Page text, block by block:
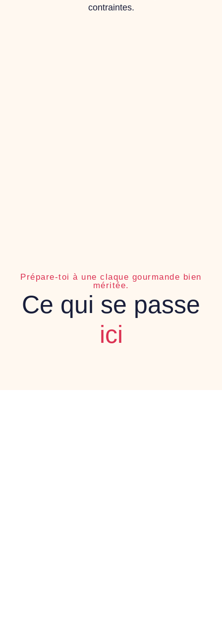
contraintes.
Prépare-toi à une claque gourmande bien
méritée.
Ce qui se passe
ici